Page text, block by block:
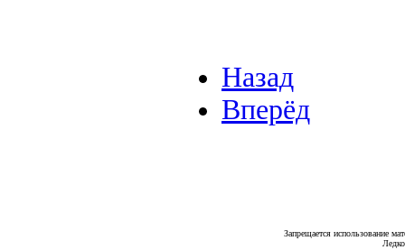
Назад
Вперёд
Запрещается использование